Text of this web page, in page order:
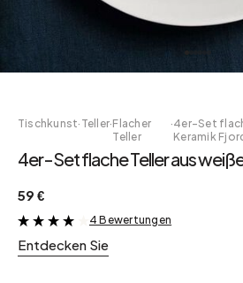
Tischkunst· Teller·Flacher
Teller
·4er-Set
Keramik
4er-Set flache Teller aus
59 €
&
4 Bewertungen
Entdecken Sie